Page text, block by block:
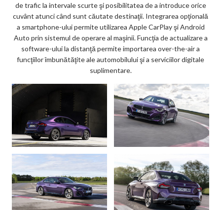
de trafic la intervale scurte şi posibilitatea de a introduce orice
cuvânt atunci când sunt căutate destinaţii. Integrarea opţională
a smartphone-ului permite utilizarea Apple CarPlay şi Android
Auto prin sistemul de operare al maşinii. Funcţia de actualizare a
software-ului la distanţă permite importarea over-the-air a
funcţiilor îmbunătăţite ale automobilului şi a serviciilor digitale
suplimentare.